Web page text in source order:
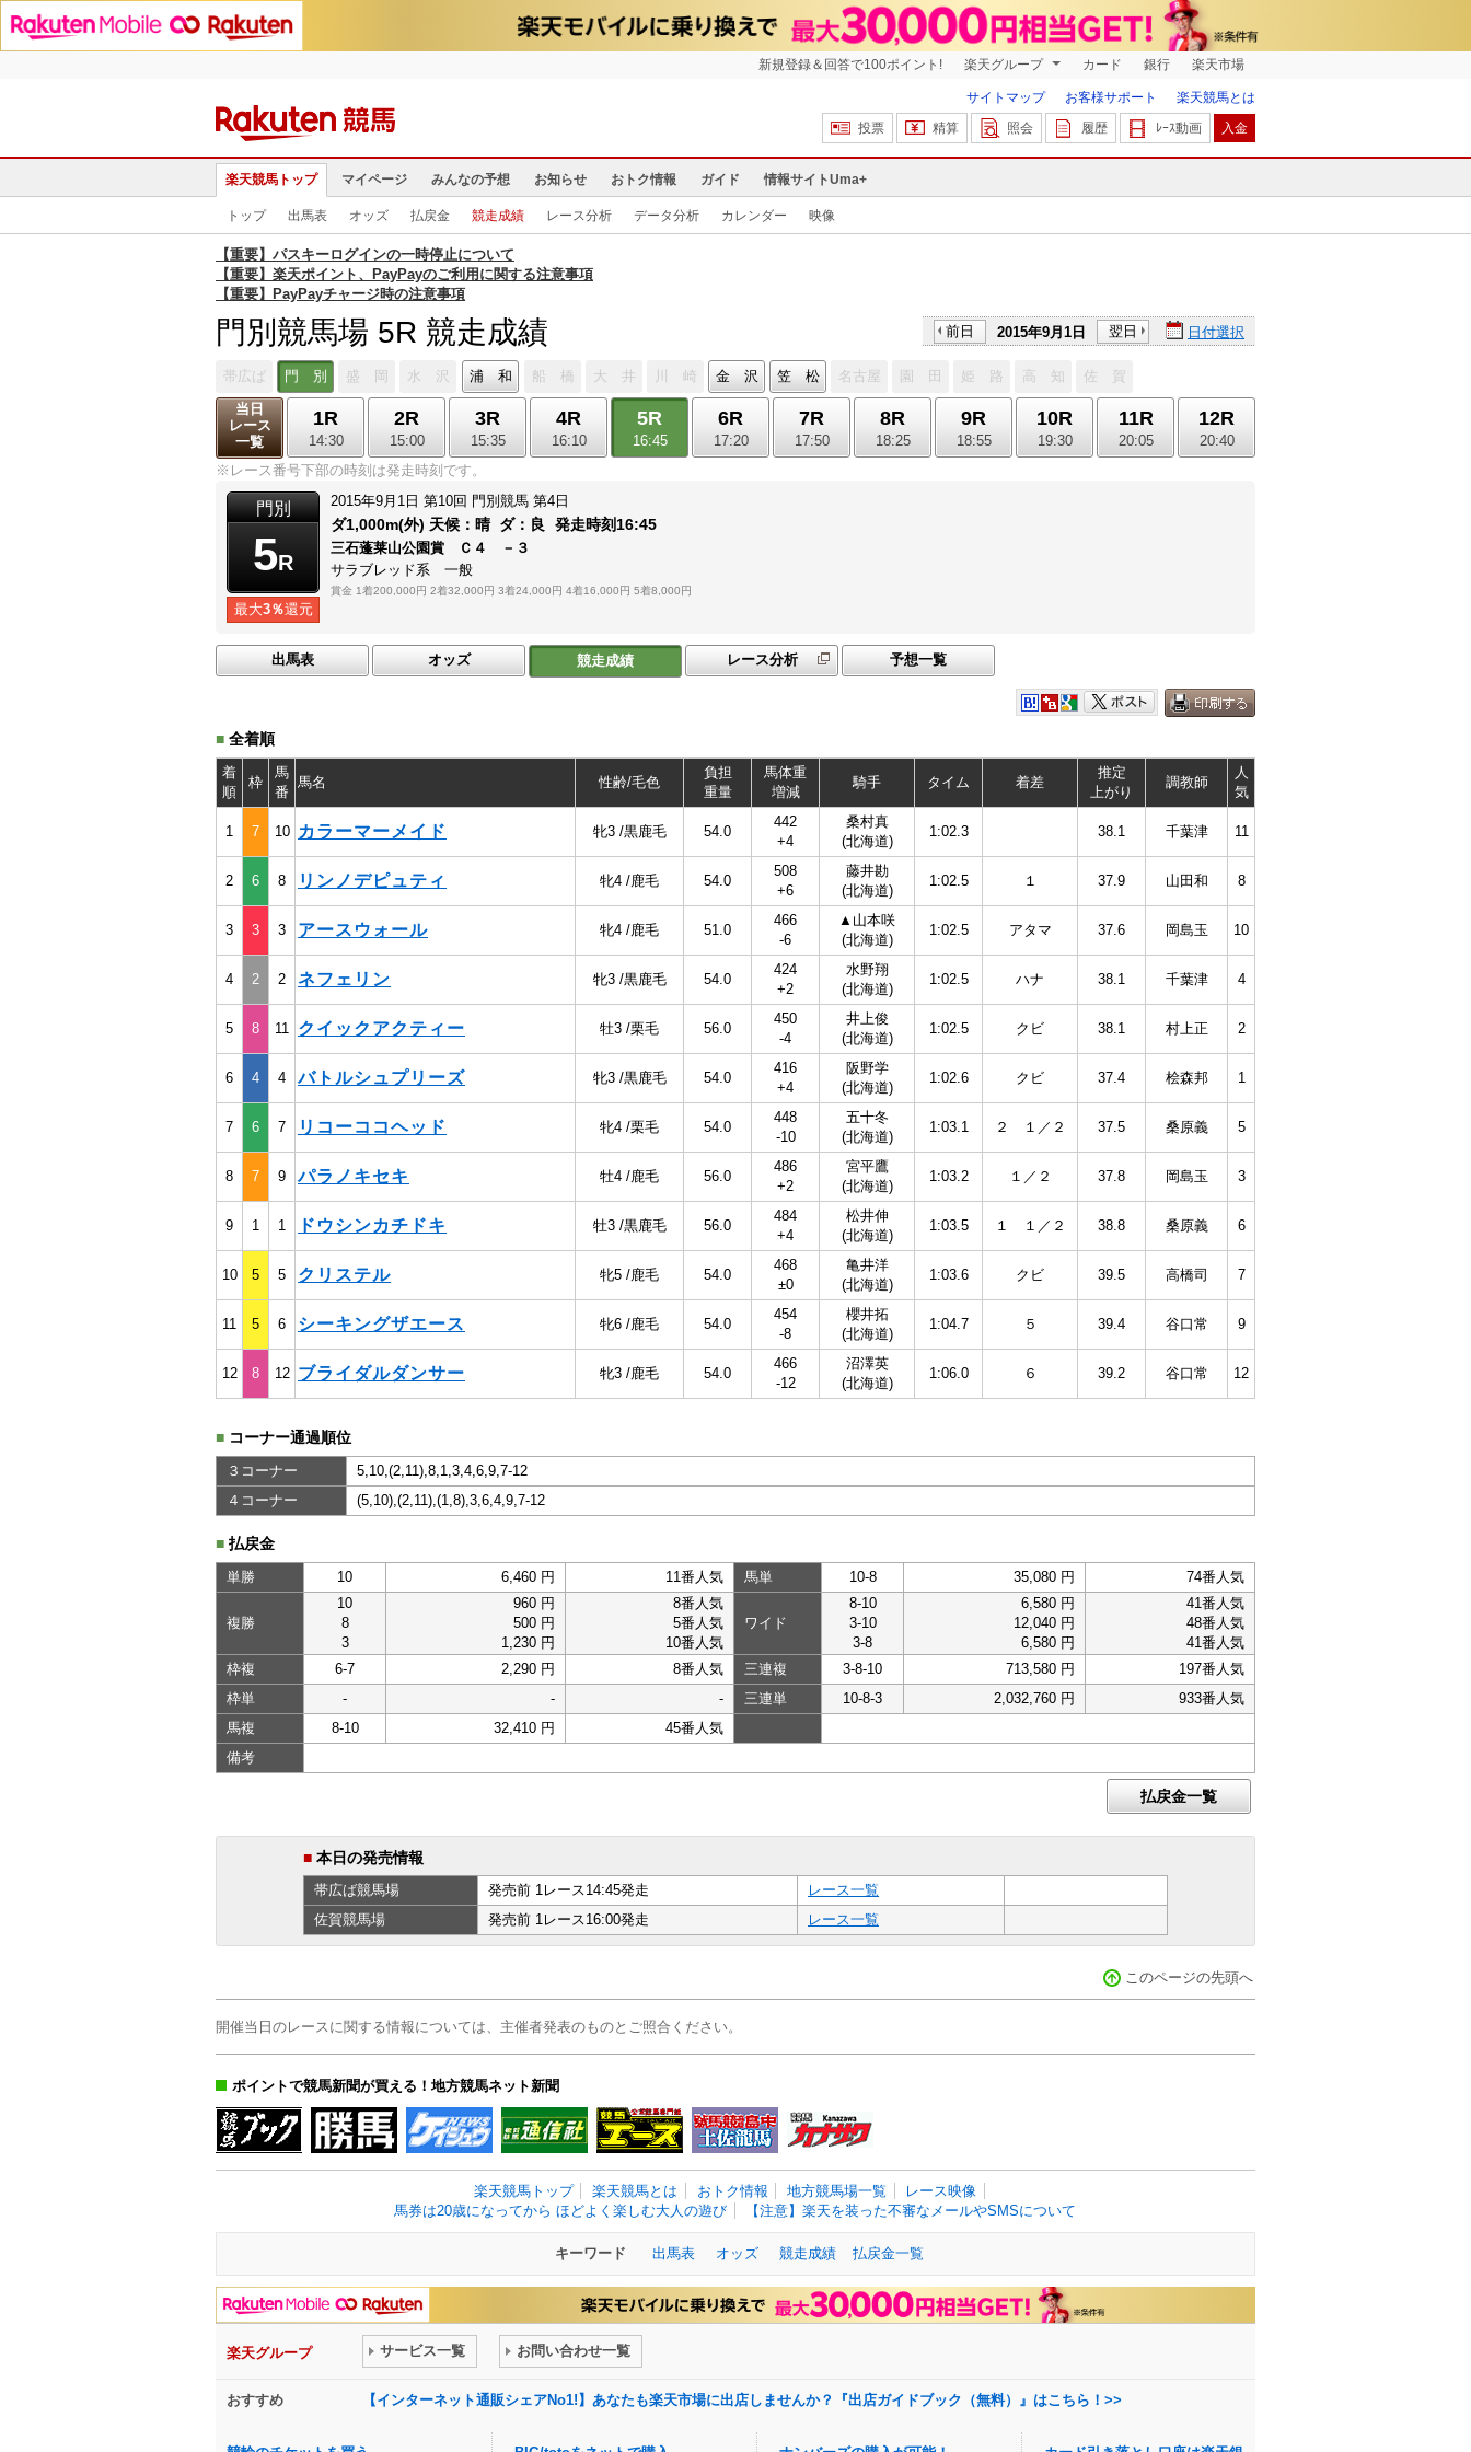
新規登録＆回答で100ポイント! 楽天グループ カード 銀行 楽天市場
サイトマップ お客様サポート
楽天競馬とは
投票
精算 照会 履歴 ﾚｰｽ動画 入金
楽天競馬トップ マイページ みんなの予想 お知らせ おトク情報 ガイド 情報サイトUma+
トップ 出馬表 オッズ 払戻金 競走成績 レース分析 データ分析 カレンダー 映像
【重要】パスキーログインの一時停止について
【重要】楽天ポイント、PayPayのご利用に関する注意事項
【重要】PayPayチャージ時の注意事項
門別競馬場 5R 競走成績 前日 2015年9月1日 翌日 日付選択
帯広ば 門 別 盛 岡 水 沢 浦 和 船 橋 大 井 川 崎 金 沢 笠 松 名古屋 園 田 姫 路 高 知
佐 賀
当日
レース
一覧
1R
14:30
2R
15:00
3R
15:35
4R
16:10
5R
16:45
6R
17:20
7R
17:50
8R
18:25
9R
18:55
10R
19:30
11R
20:05
12R
20:40
※レース番号下部の時刻は発走時刻です。
門別
5R
最大3％還元
2015年9月1日 第10回 門別競馬 第4日
ダ1,000m(外) 天候： 晴 ダ： 良 発走時刻16:45
三石蓬莱山公園賞 Ｃ４ －３
サラブレッド系 一般
賞金 1着200,000円 2着32,000円 3着24,000円 4着16,000円 5着8,000円
出馬表 オッズ 競走成績 レース分析 予想一覧
■ 全着順
着
順
枠
馬
番
馬名 性齢/毛色
負担
重量
馬体重
増減
騎手 タイム 着差
推定
上がり
調教師
人
気
1 7 10 カラーマーメイド 牝3 /黒鹿毛 54.0
442
+4
桑村真
(北海道)
1:02.3 38.1 千葉津 11
2 6 8 リンノデピュティ 牝4 /鹿毛 54.0
508
+6
藤井勘
(北海道)
1:02.5 １ 37.9 山田和 8
3 3 3 アースウォール 牝4 /鹿毛 51.0
466
-6
▲山本咲
(北海道)
1:02.5 アタマ 37.6 岡島玉 10
4 2 2 ネフェリン 牝3 /黒鹿毛 54.0
424
+2
水野翔
(北海道)
1:02.5 ハナ 38.1 千葉津 4
5 8 11 クイックアクティー 牡3 /栗毛 56.0
450
-4
井上俊
(北海道)
1:02.5 クビ 38.1 村上正 2
6 4 4 バトルシュプリーズ 牝3 /黒鹿毛 54.0
416
+4
阪野学
(北海道)
1:02.6 クビ 37.4 桧森邦 1
7 6 7 リコーココヘッド 牝4 /栗毛 54.0
448
-10
五十冬
(北海道)
1:03.1 ２ １／２ 37.5 桑原義 5
8 7 9 パラノキセキ 牡4 /鹿毛 56.0
486
+2
宮平鷹
(北海道)
1:03.2 １／２ 37.8 岡島玉 3
9 1 1 ドウシンカチドキ 牡3 /黒鹿毛 56.0
484
+4
松井伸
(北海道)
1:03.5 １ １／２ 38.8 桑原義 6
10 5 5 クリステル 牝5 /鹿毛 54.0
468
±0
亀井洋
(北海道)
1:03.6 クビ 39.5 高橋司 7
11 5 6 シーキングザエース 牝6 /鹿毛 54.0
454
-8
櫻井拓
(北海道)
1:04.7 ５ 39.4 谷口常 9
12 8 12 ブライダルダンサー 牝3 /鹿毛 54.0
466
-12
沼澤英
(北海道)
1:06.0 ６ 39.2 谷口常 12
■ コーナー通過順位
３コーナー
5,10,(2,11),8,1,3,4,6,9,7-12
４コーナー
(5,10),(2,11),(1,8),3,6,4,9,7-12
■ 払戻金
単勝 10 6,460 円 11番人気 馬単 10-8 35,080 円 74番人気
複勝
10
8
3
960 円
500 円
1,230 円
8番人気
5番人気
10番人気
ワイド
8-10
3-10
3-8
6,580 円
12,040 円
6,580 円
41番人気
48番人気
41番人気
枠複
6-7 2,290 円 8番人気 三連複 3-8-10 713,580 円
197番人気
枠単
- - - 三連単 10-8-3 2,032,760 円
933番人気
馬複
8-10 32,410 円
45番人気
備考
払戻金一覧
■ 本日の発売情報
帯広ば競馬場 発売前 1レース14:45発走
レース一覧
佐賀競馬場 発売前 1レース16:00発走 レース一覧
このページの先頭へ
開催当日のレースに関する情報については、主催者発表のものとご照合ください。
ポイントで競馬新聞が買える！地方競馬ネット新聞
楽天競馬トップ 楽天競馬とは おトク情報 地方競馬場一覧
レース映像
馬券は20歳になってから ほどよく楽しむ大人の遊び
【注意】楽天を装った不審なメールやSMSについて
キーワード 出馬表 オッズ 競走成績 払戻金一覧
楽天グループ サービス一覧 お問い合わせ一覧
おすすめ 【インターネット通販シェアNo1!】あなたも楽天市場に出店しませんか？『出店ガイドブック（無料）』はこちら！>>